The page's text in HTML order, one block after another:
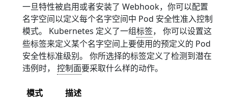
一旦特性被启用或者安装了 Webhook，你可以配置
名字空间以定义每个名字空间中 Pod 安全性准入控制
模式。 Kubernetes 定义了一组标签， 你可以设置这
些标签来定义某个名字空间上要使用的预定义的 Pod
安全性标准级别。 你所选择的标签定义了检测到潜在
违例时， 控制面要采取什么样的动作。
模式
描述